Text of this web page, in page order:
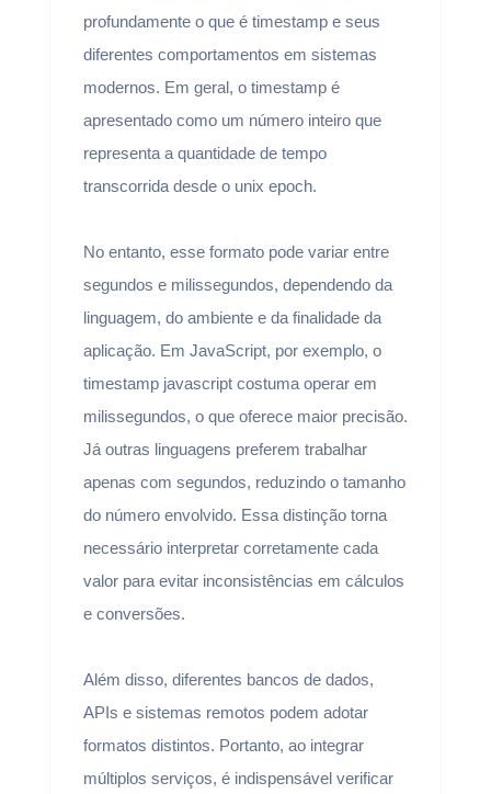
profundamente o que é timestamp e seus
diferentes comportamentos em sistemas
modernos. Em geral, o timestamp é
apresentado como um número inteiro que
representa a quantidade de tempo
transcorrida desde o unix epoch.
No entanto, esse formato pode variar entre
segundos e milissegundos, dependendo da
linguagem, do ambiente e da finalidade da
aplicação. Em JavaScript, por exemplo, o
timestamp javascript costuma operar em
milissegundos, o que oferece maior precisão.
Já outras linguagens preferem trabalhar
apenas com segundos, reduzindo o tamanho
do número envolvido. Essa distinção torna
necessário interpretar corretamente cada
valor para evitar inconsistências em cálculos
e conversões.
Além disso, diferentes bancos de dados,
APIs e sistemas remotos podem adotar
formatos distintos. Portanto, ao integrar
múltiplos serviços, é indispensável verificar